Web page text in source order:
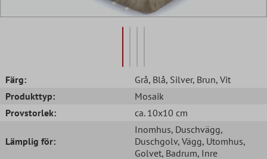
Färg: Grå, Blå, Silver, Brun, Vit
Produkttyp:
Mosaik
Provstorlek:
ca. 10x10 cm
Lämplig för:
Inomhus, Duschvägg,
Duschgolv, Vägg, Utomhus,
Golvet, Badrum, Inre